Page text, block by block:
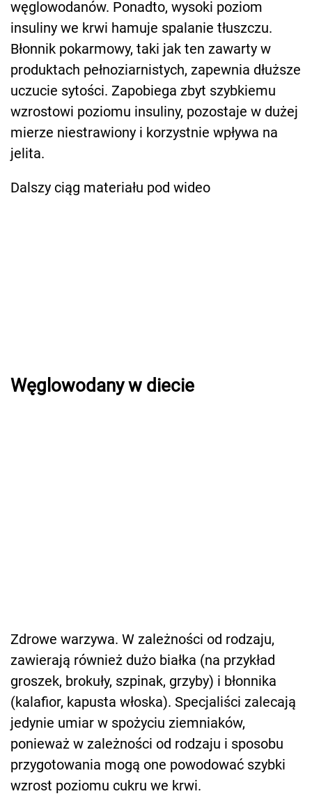
węglowodanów. Ponadto, wysoki poziom
insuliny we krwi hamuje spalanie tłuszczu.
Błonnik pokarmowy, taki jak ten zawarty w
produktach pełnoziarnistych, zapewnia dłuższe
uczucie sytości. Zapobiega zbyt szybkiemu
wzrostowi poziomu insuliny, pozostaje w dużej
mierze niestrawiony i korzystnie wpływa na
jelita.
Dalszy ciąg materiału pod wideo
Węglowodany w diecie
Zdrowe warzywa. W zależności od rodzaju,
zawierają również dużo białka (na przykład
groszek, brokuły, szpinak, grzyby) i błonnika
(kalafior, kapusta włoska). Specjaliści zalecają
jedynie umiar w spożyciu ziemniaków,
ponieważ w zależności od rodzaju i sposobu
przygotowania mogą one powodować szybki
wzrost poziomu cukru we krwi.